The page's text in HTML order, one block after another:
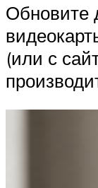
Обновите
(или с